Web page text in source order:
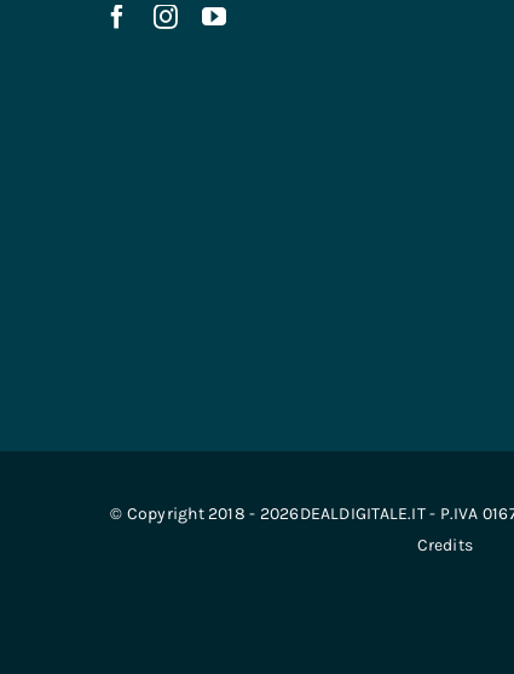
© Copyright 2018 - 2026DEALDIGITALE.IT - P.IVA
Credits